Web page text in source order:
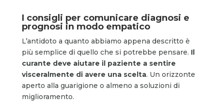
I consigli per comunicare diagnosi e
prognosi in modo empatico
L’antidoto a quanto abbiamo appena descritto è
più semplice di quello che si potrebbe pensare. Il
curante deve aiutare il paziente a sentire
visceralmente di avere una scelta. Un orizzonte
aperto alla guarigione o almeno a soluzioni di
miglioramento.